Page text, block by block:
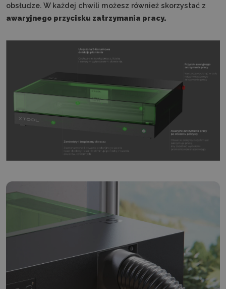
obsłudze. W każdej chwili możesz również skorzystać z
awaryjnego przycisku zatrzymania pracy.